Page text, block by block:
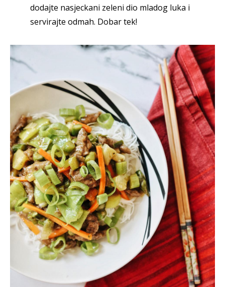
dodajte nasjeckani zeleni dio mladog luka i
servirajte odmah. Dobar tek!